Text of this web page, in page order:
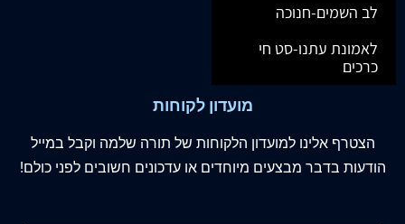
לב השמים-חנוכה
לאמונת עתנו-סט חי
כרכים
מועדון לקוחות
הצטרף אלינו למועדון הלקוחות של תורה שלמה וקבל במייל
הודעות בדבר מבצעים מיוחדים או עדכונים חשובים לפני כולם!